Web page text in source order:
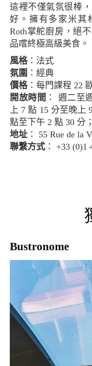
這裡不僅氣氛很棒，而且食物的味道和質量都非常
好。擁有多家米其
Roth掌舵廚房，絕
品嚐終極高級美食。
風格：法式
氛圍 ：經典
價格：每門課程 22
開放時間 ： 週二至
上 7 點 15 分至晚
點至下午 2 點 30 分
地址 ： 55 Rue de la
聯繫方式 ： +33 (0)1
Bustronome